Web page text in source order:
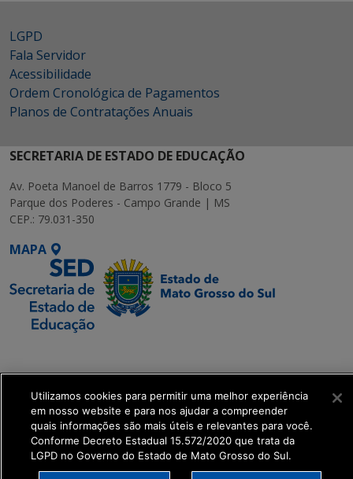
LGPD
Fala Servidor
Acessibilidade
Ordem Cronológica de Pagamentos
Planos de Contratações Anuais
SECRETARIA DE ESTADO DE EDUCAÇÃO
Av. Poeta Manoel de Barros 1779 - Bloco 5
Parque dos Poderes - Campo Grande | MS
CEP.: 79.031-350
MAPA
Executiva de
Transformação Digital
get_footer();
Utilizamos cookies para permitir uma melhor experiência
em nosso website e para nos ajudar a compreender
quais informações são mais úteis e relevantes para você.
Conforme Decreto Estadual 15.572/2020 que trata da
LGPD no Governo do Estado de Mato Grosso do Sul.